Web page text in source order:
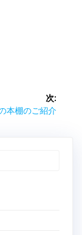
次:
本棚のご紹介